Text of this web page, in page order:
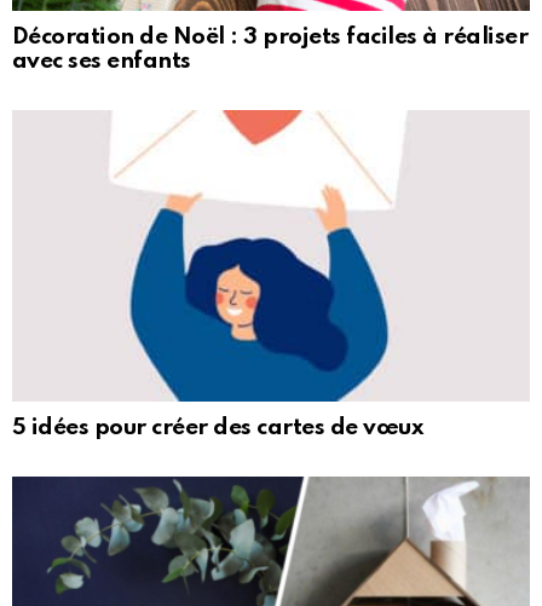
Décoration de Noël : 3 projets faciles à réaliser
avec ses enfants
5 idées pour créer des cartes de vœux